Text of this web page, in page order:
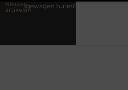
Nieuwe
artikelen
Kies de juiste aanhanger voor jouw klus